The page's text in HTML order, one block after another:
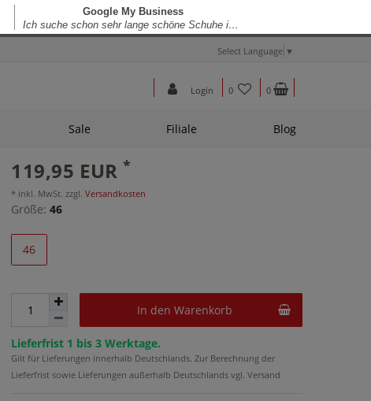
Select Language ▼
Login 0 0
Sale Filiale Blog
119,95 EUR*
* inkl. MwSt. zzgl. Versandkosten
Größe: 46
46
In den Warenkorb
Lieferfrist 1 bis 3 Werktage.
Gilt für Lieferungen innerhalb Deutschlands. Zur Berechnung der
Lieferfrist sowie Lieferungen außerhalb Deutschlands vgl. Versand